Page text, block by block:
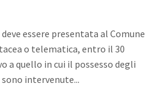
essere presentata al Comune
o telematica, entro il 30
a quello in cui il possesso degli
intervenute...